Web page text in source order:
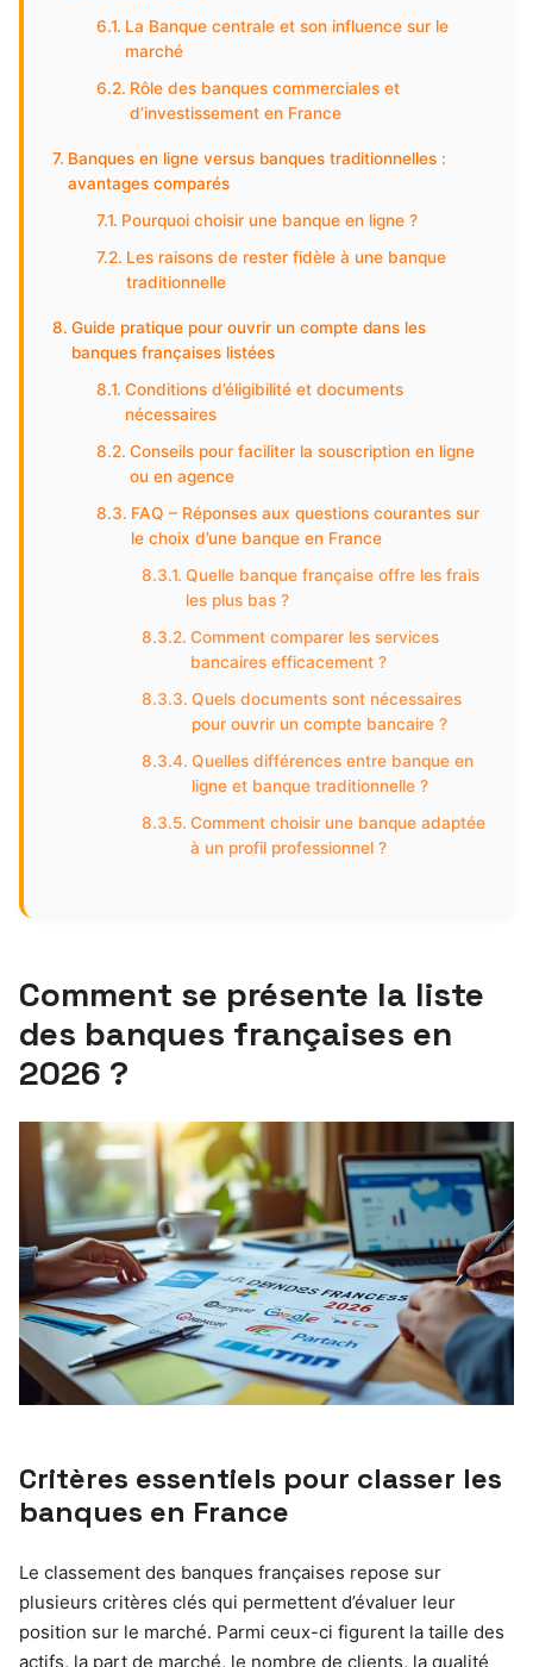
La Banque centrale et son influence sur le
marché
Rôle des banques commerciales et
d’investissement en France
Banques en ligne versus banques traditionnelles :
avantages comparés
Pourquoi choisir une banque en ligne ?
Les raisons de rester fidèle à une banque
traditionnelle
Guide pratique pour ouvrir un compte dans les
banques françaises listées
Conditions d’éligibilité et documents
nécessaires
Conseils pour faciliter la souscription en ligne
ou en agence
FAQ – Réponses aux questions courantes sur
le choix d’une banque en France
Quelle banque française offre les frais
les plus bas ?
Comment comparer les services
bancaires efficacement ?
Quels documents sont nécessaires
pour ouvrir un compte bancaire ?
Quelles différences entre banque en
ligne et banque traditionnelle ?
Comment choisir une banque adaptée
à un profil professionnel ?
Comment se présente la liste
des banques françaises en
2026 ?
Critères essentiels pour classer les
banques en France
Le classement des banques françaises repose sur
plusieurs critères clés qui permettent d’évaluer leur
position sur le marché. Parmi ceux-ci figurent la taille des
actifs, la part de marché, le nombre de clients, la qualité